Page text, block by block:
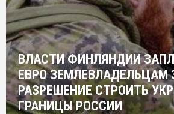
ВЛАСТИ ФИНЛЯНДИИ
ЕВРО ЗЕМЛЕВЛАДЕЛЬЦАМ
РАЗРЕШЕНИЕ СТРОИТЬ
ГРАНИЦЫ РОССИИ